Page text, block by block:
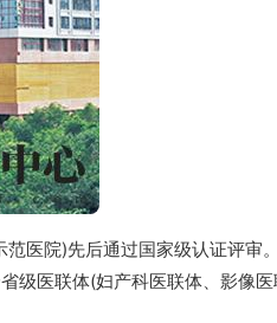
医院)先后通过国家级认证评审
级医联体(妇产科医联体、影像医